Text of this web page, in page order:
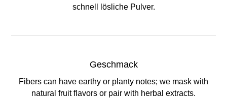
schnell lösliche Pulver.
Geschmack
Fibers can have earthy or planty notes; we mask with
natural fruit flavors or pair with herbal extracts.